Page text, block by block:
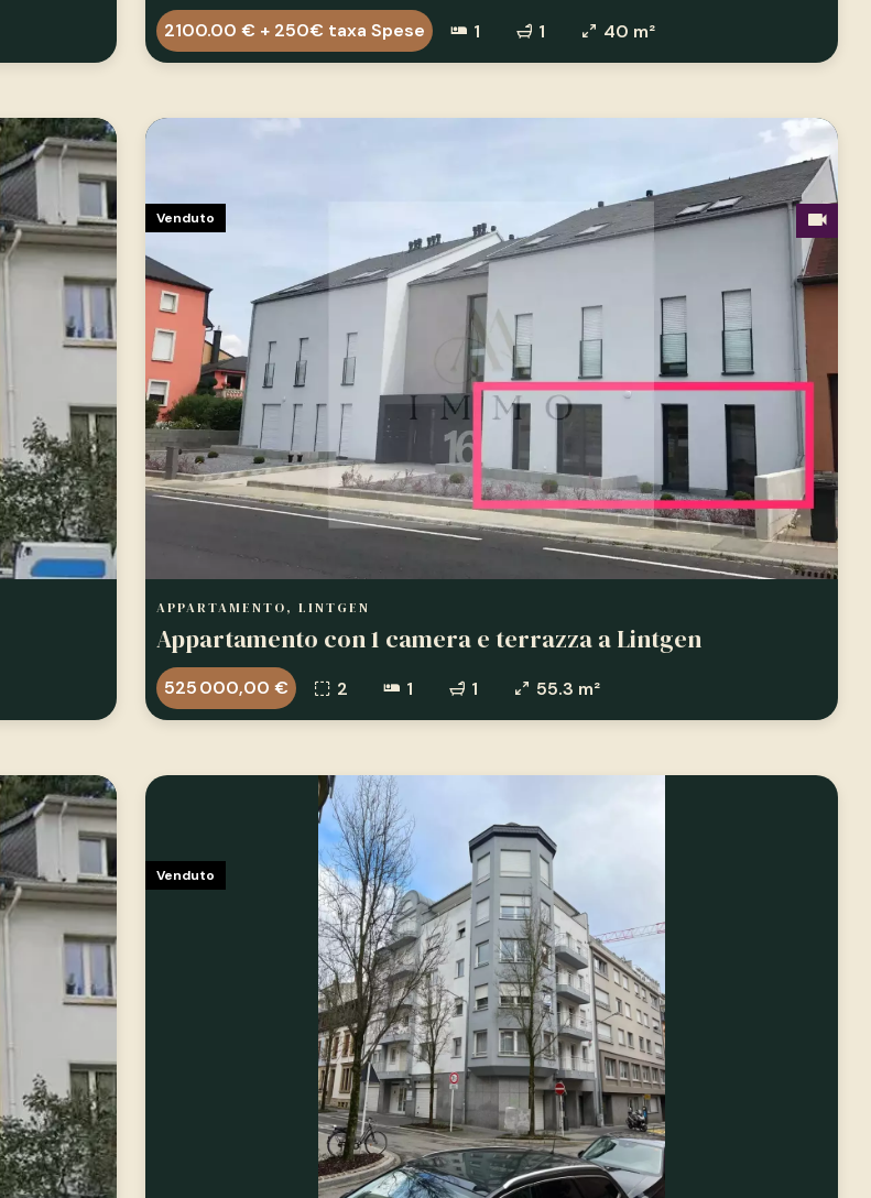
2100.00 € + 250€ taxa Spese 1 1 40 m²
APPARTAMENTO, LINTGEN
Appartamento con 1 camera e terrazza a Lintgen
525 000,00 € 2 1 1 55.3 m²
Venduto
Venduto